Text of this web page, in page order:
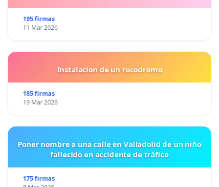
195 firmas
11 Mar 2026
Instalacion de un rocodromo
185 firmas
19 Mar 2026
Poner nombre a una calle en Valladolid de un niño
fallecido en accidente de tráfico
175 firmas